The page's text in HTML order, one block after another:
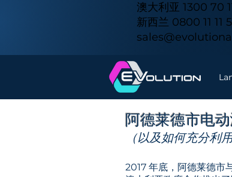
澳大利亚 1300 70
新西兰 0800 11 11
阿德莱德市电
（以及如何充分利
2017 年底，阿德莱德